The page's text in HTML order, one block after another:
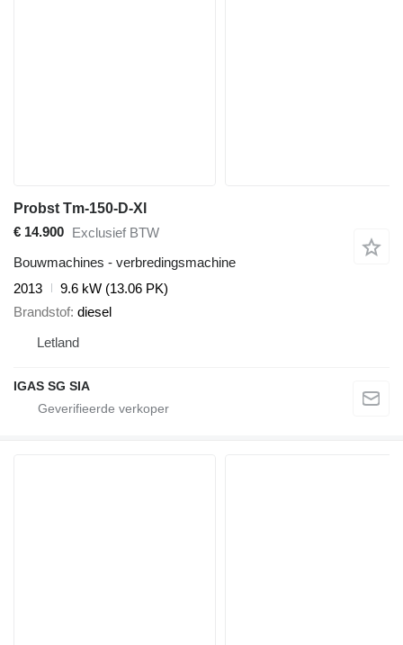
Probst Tm-150-D-Xl
€ 14.900
Exclusief BTW
Bouwmachines - verbredingsmachine
2013
9.6 kW (13.06 PK)
Brandstof diesel
Letland
IGAS SG SIA